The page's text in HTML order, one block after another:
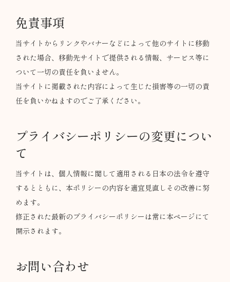
免責事項
当サイトからリンクやバナーなどによって他のサイトに移動
された場合、移動先サイトで提供される情報、サービス等に
ついて一切の責任を負いません。
当サイトに掲載された内容によって生じた損害等の一切の責
任を負いかねますのでご了承ください。
プライバシーポリシーの変更につい
て
当サイトは、個人情報に関して適用される日本の法令を遵守
するとともに、本ポリシーの内容を適宜見直しその改善に努
めます。
修正された最新のプライバシーポリシーは常に本ページにて
開示されます。
お問い合わせ